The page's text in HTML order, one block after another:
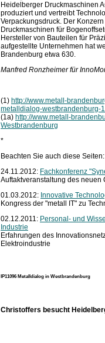
Heidelberger Druckmaschinen
produziert und vertreibt
Verpackungsdruck. Der
Druckmaschinen für
Hersteller von Bauteilen für
aufgestellte Unternehmen hat
Brandenburg etwa 630.
Manfred Ronzheimer für
(1) http://www.metall-
metalldialog-westbrandenburg-
(1a) http://www.metall-
Westbrandenburg
*
Beachten Sie auch diese Seiten:
24.11.2012: Fachkonferenz
Auftaktveranstaltung des neuen
01.03.2012: Innovative
Kongress der "metall IT" zu
02.12.2011: Personal- und
Industrie
Erfahrungen des
Elektroindustrie
IP11096 Metalldialog in Westbrandenburg
Christoffers besucht